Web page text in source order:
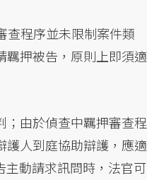
查程序並未限制案件類
羈押被告，原則上即須適
；由於偵查中羈押審查程
護人到庭協助辯護，應適
主動請求訊問時，法官可